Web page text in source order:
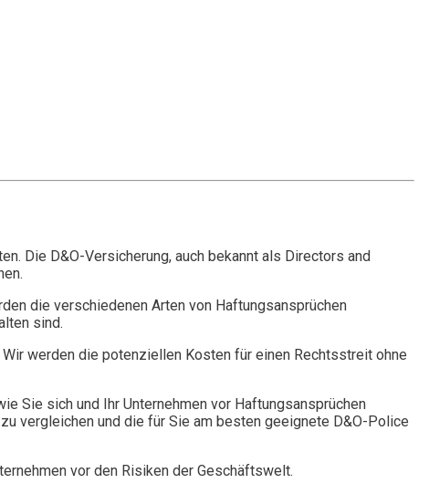
Die D&O-Versicherung, auch bekannt als Directors and
die verschiedenen Arten von Haftungsansprüchen
sind.
werden die potenziellen Kosten für einen Rechtsstreit ohne
Sie sich und Ihr Unternehmen vor Haftungsansprüchen
vergleichen und die für Sie am besten geeignete D&O-Police
vor den Risiken der Geschäftswelt.